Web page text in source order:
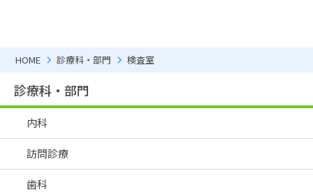
HOME 診療科・部門 検査室
診療科・部門
内科
訪問診療
歯科